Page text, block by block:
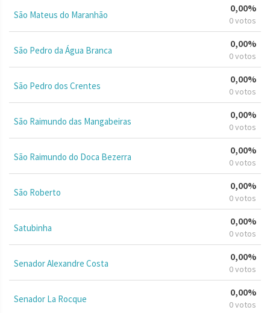
São Mateus do Maranhão
0,00%
0 votos
São Pedro da Água Branca
0,00%
0 votos
São Pedro dos Crentes
0,00%
0 votos
São Raimundo das Mangabeiras
0,00%
0 votos
São Raimundo do Doca Bezerra
0,00%
0 votos
São Roberto
0,00%
0 votos
Satubinha
0,00%
0 votos
Senador Alexandre Costa
0,00%
0 votos
Senador La Rocque
0,00%
0 votos